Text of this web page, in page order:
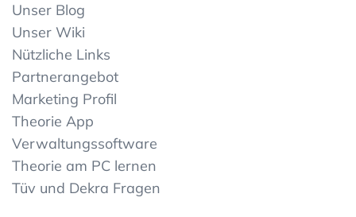
Unser Blog
Unser Wiki
Nützliche Links
Partnerangebot
Marketing Profil
Theorie App
Verwaltungssoftware
Theorie am PC lernen
Tüv und Dekra Fragen